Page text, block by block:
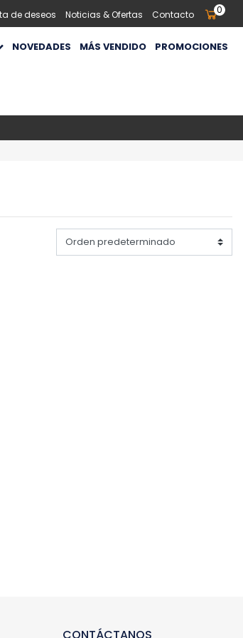
de deseos Noticias & Ofertas Contacto 0
NOVEDADES MÁS VENDIDO PROMOCIONES